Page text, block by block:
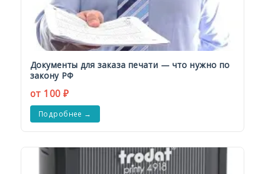
Документы для заказа печати — что нужно по
закону РФ
от 100 ₽
Подробнее →